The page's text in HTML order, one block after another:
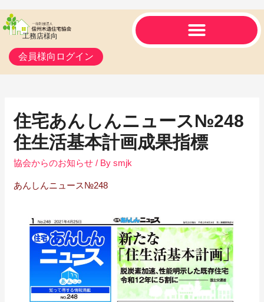
工務店様向
会員様向ログイン
住宅あんしんニュース№248
住生活基本計画成果指標
協会からのお知らせ / Bysmjk
あんしんニュース№248